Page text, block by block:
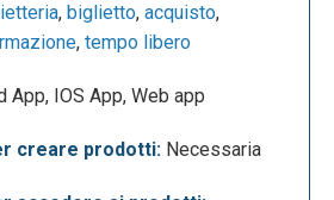
, biglietto, acquisto,
, tempo libero
App, IOS App, Web app
creare prodotti: Necessaria